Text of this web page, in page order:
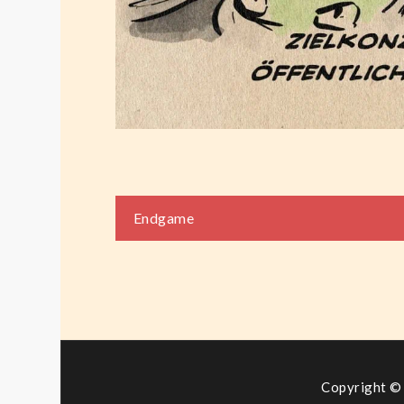
Endgame
Copyright ©